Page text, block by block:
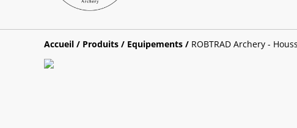
Accueil / Produits / Equipements / ROBTRAD Archery -